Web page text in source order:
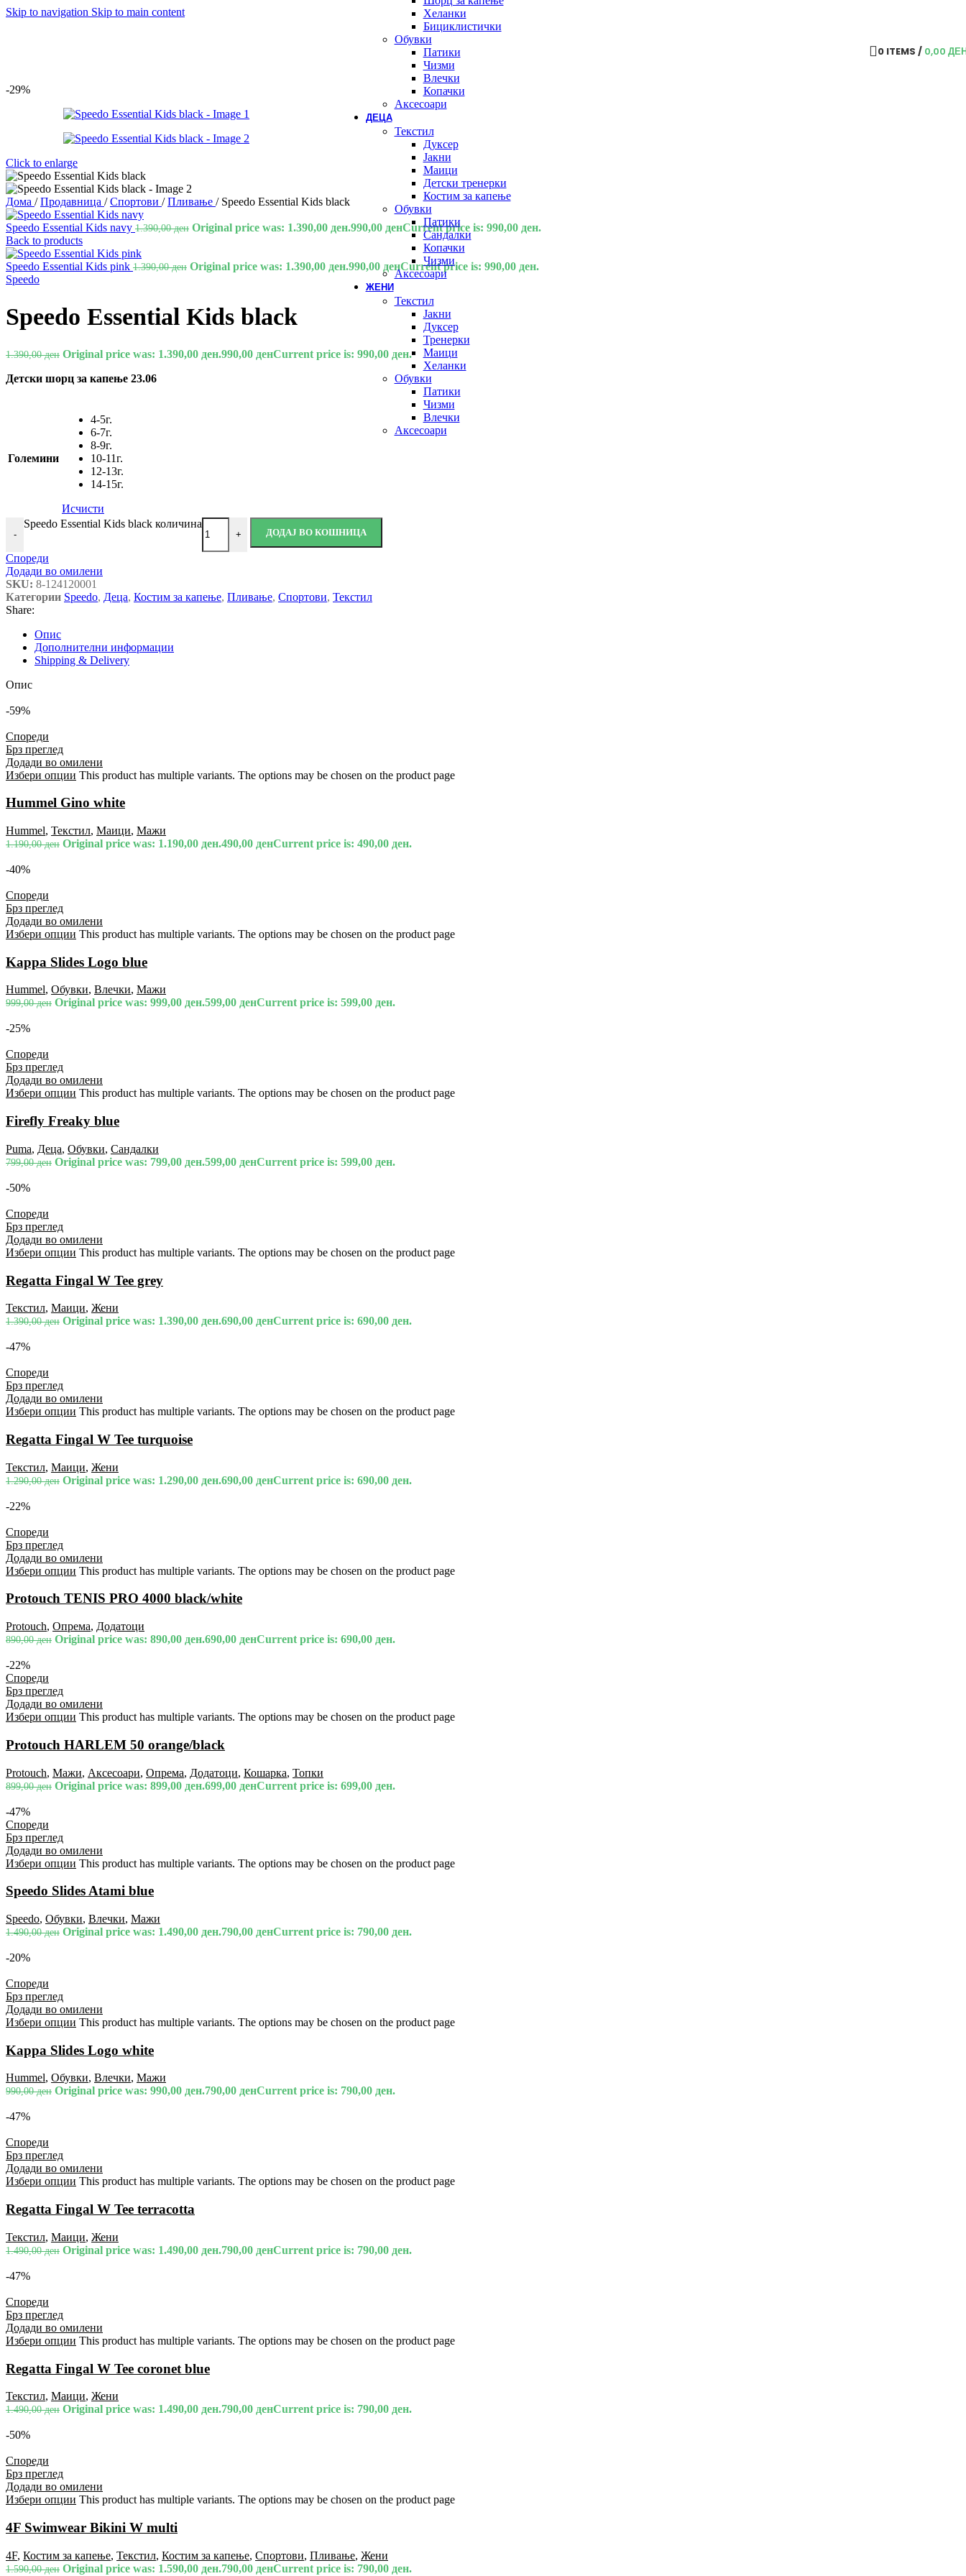
Skip to navigation Skip to main content
Хеланки
Бициклистички
Обувки
Патики
Чизми
Влечки
Копачки
Аксесоари
ДЕЦА
Текстил
Дуксер
Јакни
Маици
Детски тренерки
Костим за капење
Обувки
Патики
Сандалки
Копачки
Чизми
Аксесоари
ЖЕНИ
Текстил
Јакни
Дуксер
Тренерки
Маици
Хеланки
Обувки
Патики
Чизми
Влечки
Аксесоари
0 ITEMS / 0,00
-29%
Click to enlarge
Дома / Продавница / Спортови / Пливање / Speedo Essential Kids black
Speedo Essential Kids navy 1.390,00ден Original price was: 1.390,00 ден.990,00 денCurrent price is: 990,00 ден.
Back to products
Speedo Essential Kids pink 1.390,00ден Original price was: 1.390,00 ден.990,00 денCurrent price is: 990,00 ден.
Speedo
Speedo Essential Kids black
1.390,00ден Original price was: 1.390,00 ден.990,00 денCurrent price is: 990,00 ден.
Детски шорц за капење 23.06
Големини
4-5г.
6-7г.
8-9г.
10-11г.
12-13г.
14-15г.
Исчисти
-
Speedo Essential Kids black количина
+ ДОДАЈ ВО КОШНИЦА
Спореди
Додади во омилени
SKU: 8-124120001
Категории Speedo, Деца, Костим за капење, Пливање, Спортови, Текстил
Share:
Опис
Дополнителни информации
Shipping & Delivery
Опис
-59%
Спореди
Брз преглед
Додади во омилени
Избери опции This product has multiple variants. The options may be chosen on the product page
Hummel Gino white
Hummel, Текстил, Маици, Мажи
1.190,00ден Original price was: 1.190,00 ден.490,00 денCurrent price is: 490,00 ден.
-40%
Спореди
Брз преглед
Додади во омилени
Избери опции This product has multiple variants. The options may be chosen on the product page
Kappa Slides Logo blue
Hummel, Обувки, Влечки, Мажи
999,00ден Original price was: 999,00 ден.599,00 денCurrent price is: 599,00 ден.
-25%
Спореди
Брз преглед
Додади во омилени
Избери опции This product has multiple variants. The options may be chosen on the product page
Firefly Freaky blue
Puma, Деца, Обувки, Сандалки
799,00ден Original price was: 799,00 ден.599,00 денCurrent price is: 599,00 ден.
-50%
Спореди
Брз преглед
Додади во омилени
Избери опции This product has multiple variants. The options may be chosen on the product page
Regatta Fingal W Tee grey
Текстил, Маици, Жени
1.390,00ден Original price was: 1.390,00 ден.690,00 денCurrent price is: 690,00 ден.
-47%
Спореди
Брз преглед
Додади во омилени
Избери опции This product has multiple variants. The options may be chosen on the product page
Regatta Fingal W Tee turquoise
Текстил, Маици, Жени
1.290,00ден Original price was: 1.290,00 ден.690,00 денCurrent price is: 690,00 ден.
-22%
Спореди
Брз преглед
Додади во омилени
Избери опции This product has multiple variants. The options may be chosen on the product page
Protouch TENIS PRO 4000 black/white
Protouch, Опрема, Додатоци
890,00ден Original price was: 890,00 ден.690,00 денCurrent price is: 690,00 ден.
-22%
Спореди
Брз преглед
Додади во омилени
Избери опции This product has multiple variants. The options may be chosen on the product page
Protouch HARLEM 50 orange/black
Protouch, Мажи, Аксесоари, Опрема, Додатоци, Кошарка, Топки
899,00ден Original price was: 899,00 ден.699,00 денCurrent price is: 699,00 ден.
-47%
Спореди
Брз преглед
Додади во омилени
Избери опции This product has multiple variants. The options may be chosen on the product page
Speedo Slides Atami blue
Speedo, Обувки, Влечки, Мажи
1.490,00ден Original price was: 1.490,00 ден.790,00 денCurrent price is: 790,00 ден.
-20%
Спореди
Брз преглед
Додади во омилени
Избери опции This product has multiple variants. The options may be chosen on the product page
Kappa Slides Logo white
Hummel, Обувки, Влечки, Мажи
990,00ден Original price was: 990,00 ден.790,00 денCurrent price is: 790,00 ден.
-47%
Спореди
Брз преглед
Додади во омилени
Избери опции This product has multiple variants. The options may be chosen on the product page
Regatta Fingal W Tee terracotta
Текстил, Маици, Жени
1.490,00ден Original price was: 1.490,00 ден.790,00 денCurrent price is: 790,00 ден.
-47%
Спореди
Брз преглед
Додади во омилени
Избери опции This product has multiple variants. The options may be chosen on the product page
Regatta Fingal W Tee coronet blue
Текстил, Маици, Жени
1.490,00ден Original price was: 1.490,00 ден.790,00 денCurrent price is: 790,00 ден.
-50%
Спореди
Брз преглед
Додади во омилени
Избери опции This product has multiple variants. The options may be chosen on the product page
4F Swimwear Bikini W multi
4F, Костим за капење, Текстил, Костим за капење, Спортови, Пливање, Жени
1.590,00ден Original price was: 1.590,00 ден.790,00 денCurrent price is: 790,00 ден.